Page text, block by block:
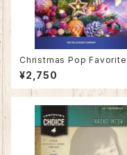
Christmas Pop
or Piano Solo / クリスマス
ポップ・フェイバリット
¥2,750